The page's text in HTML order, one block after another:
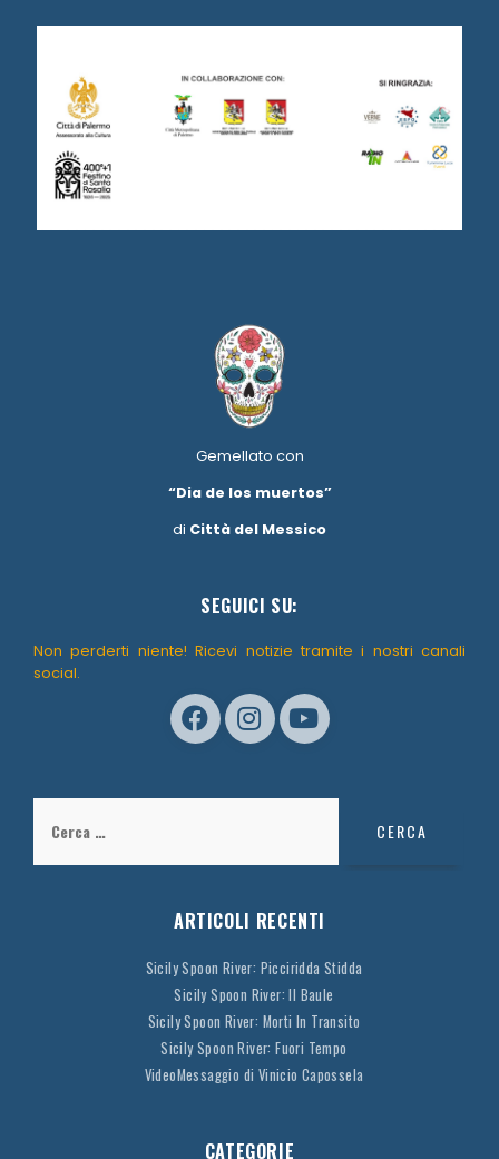
Gemellato con
“Dia de los muertos”
di Città del Messico
SEGUICI SU:
Non perderti niente! Ricevi notizie tramite i nostri canali
social.
per:
ARTICOLI RECENTI
Sicily Spoon River: Picciridda Stidda
Sicily Spoon River: Il Baule
Sicily Spoon River: Morti In Transito
Sicily Spoon River: Fuori Tempo
VideoMessaggio di Vinicio Capossela
CATEGORIE